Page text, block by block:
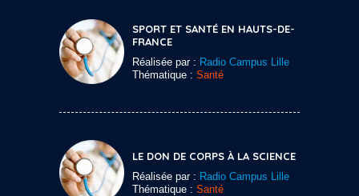
SPORT ET SANTÉ EN HAUTS-DE-
FRANCE
Réalisée par : Radio Campus Lille
Thématique : Santé
LE DON DE CORPS À LA SCIENCE
Réalisée par : Radio Campus Lille
Thématique : Santé